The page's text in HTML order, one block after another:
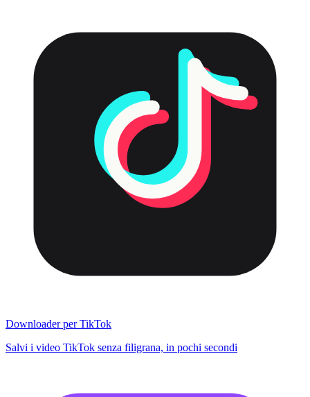
Downloader per TikTok
Salvi i video TikTok senza filigrana, in pochi secondi